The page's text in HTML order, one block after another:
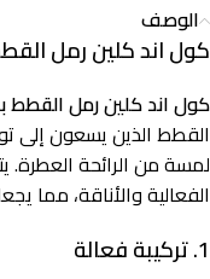
الوصف
كول اند كلين رمل القطط
كول اند كلين رمل القطط
القطط الذين يسعون إلى
لمسة من الرائحة العطرة.
الفعالية والأناقة، مما
1. تركيبة فعالة